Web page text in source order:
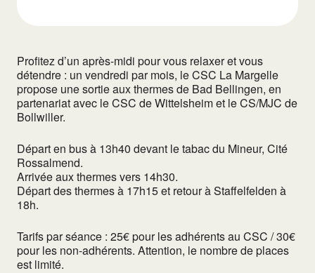
Profitez d’un après-midi pour vous relaxer et vous
détendre : un vendredi par mois, le CSC La Margelle
propose une sortie aux thermes de Bad Bellingen, en
partenariat avec le CSC de Wittelsheim et le CS/MJC de
Bollwiller.
Départ en bus à 13h40 devant le tabac du Mineur, Cité
Rossalmend.
Arrivée aux thermes vers 14h30.
Départ des thermes à 17h15 et retour à Staffelfelden à
18h.
Tarifs par séance : 25€ pour les adhérents au CSC / 30€
pour les non-adhérents. Attention, le nombre de places
est limité.